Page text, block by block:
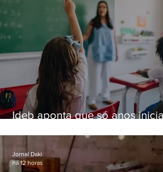
Ideb aponta que só anos
educação
Jornal Daki
há 12 horas